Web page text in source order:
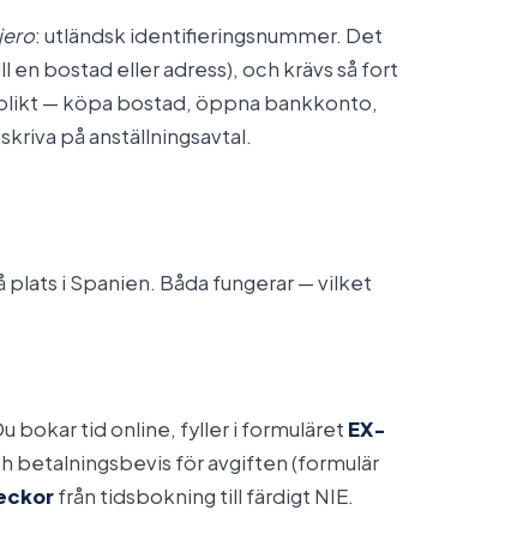
: utländsk identifieringsnummer. Det
bostad eller adress), och krävs så fort
— köpa bostad, öppna bankkonto,
på anställningsavtal.
plats i Spanien. Båda fungerar — vilket
bokar tid online, fyller i formuläret EX-
för avgiften (formulär
från tidsbokning till färdigt NIE.